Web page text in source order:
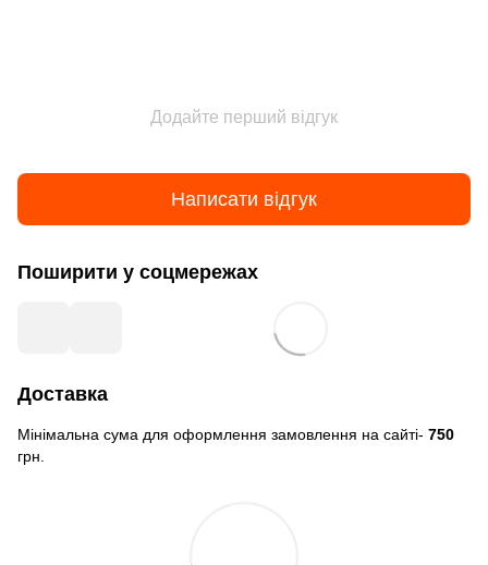
Додайте перший відгук
Написати відгук
Поширити у соцмережах
Доставка
Мінімальна сума для оформлення замовлення на сайті- 750
грн.